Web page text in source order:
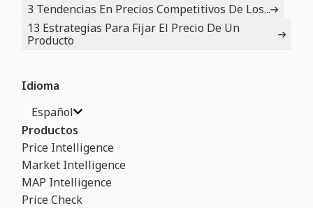
3 Tendencias En Precios Competitivos De Los...
13 Estrategias Para Fijar El Precio De Un
Producto
Idioma
Español
Productos
Price Intelligence
Market Intelligence
MAP Intelligence
Price Check